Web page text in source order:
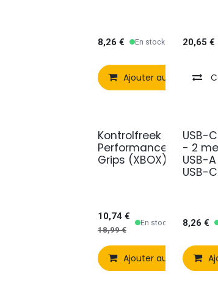
8,26 € En stock
Ajouter au panier
20,65 €
Kontrolfreek
Performance
Grips (XBOX)
10,74 €
18,99€
En stock
Ajouter au panier
USB-
- 2
USB-
USB-C
8,26 €